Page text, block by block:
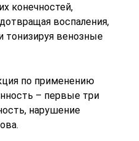
конечностей,
воспаления,
тонизируя венозные
по применению
– первые три
нарушение